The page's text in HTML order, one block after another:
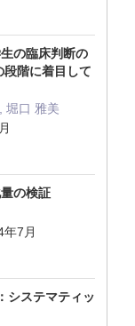
の臨床判断の
階に着目して
堀口 雅美
の検証
7月
システマティッ